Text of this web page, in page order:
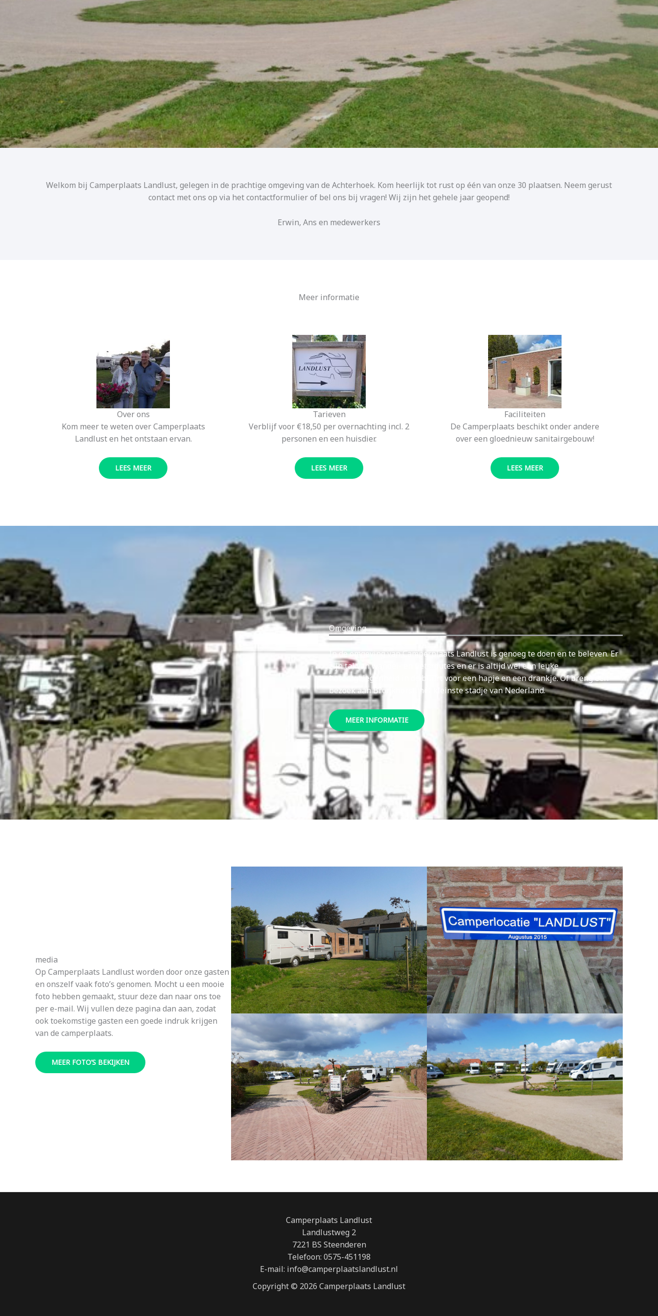
Welkom bij Camperplaats Landlust, gelegen in de prachtige omgeving van de Achterhoek. Kom heerlijk tot rust op één van onze 30 plaatsen. Neem gerust
contact met ons op via het contactformulier of bel ons bij vragen! Wij zijn het gehele jaar geopend!
Erwin, Ans en medewerkers
Meer informatie
Over ons
Kom meer te weten over Camperplaats
Landlust en het ontstaan ervan.
LEES MEER
Tarieven
Verblijf voor €18,50 per overnachting incl. 2
personen en een huisdier.
LEES MEER
Faciliteiten
De Camperplaats beschikt onder andere
over een gloednieuw sanitairgebouw!
LEES MEER
Omgeving
In de omgeving van Camperplaats Landlust is genoeg te doen en te beleven. Er
zijn tal van wandel- en fietsroutes en er is altijd wel een leuke
horecagelegenheid in de buurt voor een hapje en een drankje. Of breng een
bezoek aan Bronkhorst, het kleinste stadje van Nederland.
MEER INFORMATIE
media
Op Camperplaats Landlust worden door onze gasten
en onszelf vaak foto’s genomen. Mocht u een mooie
foto hebben gemaakt, stuur deze dan naar ons toe
per e-mail. Wij vullen deze pagina dan aan, zodat
ook toekomstige gasten een goede indruk krijgen
van de camperplaats.
MEER FOTO’S BEKIJKEN
Camperplaats Landlust
Landlustweg 2
7221 BS Steenderen
Telefoon: 0575-451198
E-mail: info@camperplaatslandlust.nl
Copyright © 2026 Camperplaats Landlust